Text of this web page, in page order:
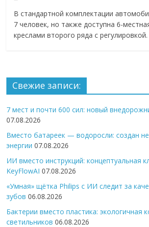
В стандартной комплектации
7 человек, но также доступна 6-
креслами второго ряда с регулировкой.
Свежие записи:
7 мест и почти 600 сил: новый
07.08.2026
Вместо батареек — водоросли: создан
энергии 07.08.2026
ИИ вместо инструкций: концептуальная
KeyFlowAI 07.08.2026
«Умная» щётка Philips с ИИ следит за
зубов 06.08.2026
Бактерии вместо пластика: экологичная
светильников 06.08.2026